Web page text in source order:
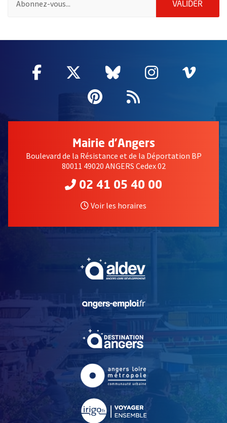
VALIDER
Facebook
, Ouvre une nouvelle fenêtre
Twitter
, Ouvre une nouvelle
Bluesky
, Ouvre une
Instagram
, Ouvre
,
Pinterest
, Ouvre une
Flux RSS
Mairie d'Angers
Boulevard de la Résistance et de la Déportation BP
80011 49020 ANGERS Cedex 02
02 41 05 40 00
Voir les horaires
, Ouvre une nouvelle
, Ouvre une nouvelle